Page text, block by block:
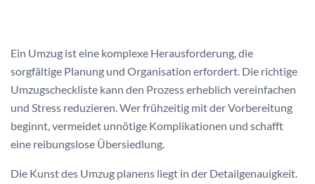
Ein Umzug ist eine komplexe Herausforderung, die
sorgfältige Planung und Organisation erfordert. Die richtige
Umzugscheckliste kann den Prozess erheblich vereinfachen
und Stress reduzieren. Wer frühzeitig mit der Vorbereitung
beginnt, vermeidet unnötige Komplikationen und schafft
eine reibungslose Übersiedlung.
Die Kunst des Umzug planens liegt in der Detailgenauigkeit.